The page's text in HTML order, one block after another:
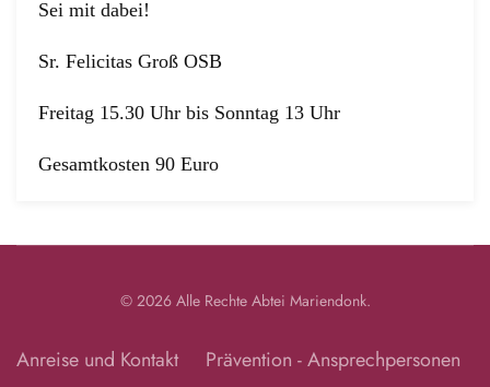
Sei mit dabei!
Sr. Felicitas Groß OSB
Freitag 15.30 Uhr bis Sonntag 13 Uhr
Gesamtkosten 90 Euro
© 2026Alle Rechte Abtei Mariendonk.
Anreise und Kontakt
Prävention - Ansprechpersonen